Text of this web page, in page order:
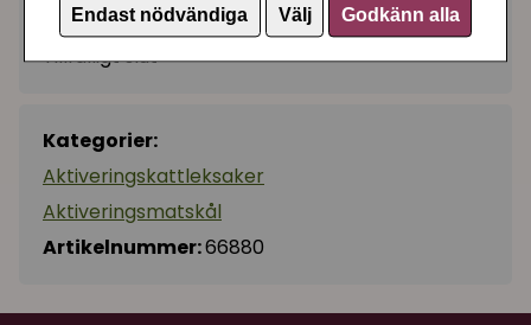
Endast nödvändiga Välj Godkänn alla
Tillfälligt slut
Kategorier:
Aktiveringskattleksaker
Aktiveringsmatskål
Artikelnummer:66880